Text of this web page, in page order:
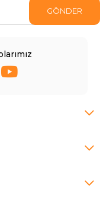
GÖNDER